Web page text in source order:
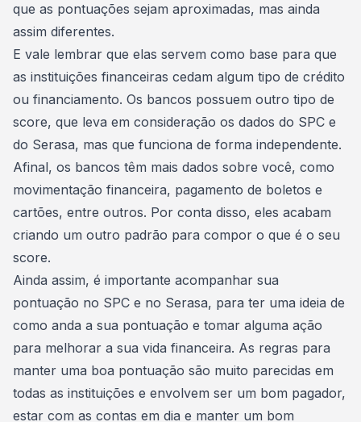
que as pontuações sejam aproximadas, mas ainda
assim diferentes.
E vale lembrar que elas servem como base para que
as instituições financeiras cedam algum tipo de crédito
ou financiamento. Os bancos possuem outro tipo de
score, que leva em consideração os dados do SPC e
do Serasa, mas que funciona de forma independente.
Afinal, os bancos têm mais dados sobre você, como
movimentação financeira, pagamento de boletos e
cartões, entre outros. Por conta disso, eles acabam
criando um outro padrão para compor o que é o seu
score.
Ainda assim, é importante acompanhar sua
pontuação no SPC e no Serasa, para ter uma ideia de
como anda a sua pontuação e tomar alguma ação
para melhorar a sua vida financeira. As regras para
manter uma boa pontuação são muito parecidas em
todas as instituições e envolvem ser um bom pagador,
estar com as contas em dia e manter um bom